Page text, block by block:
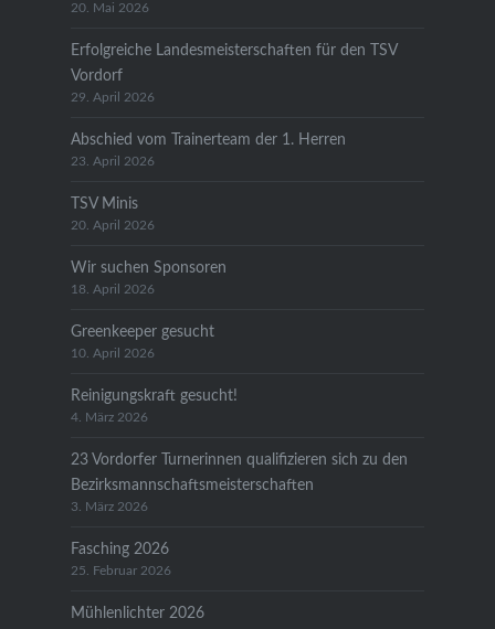
20. Mai 2026
Erfolgreiche Landesmeisterschaften für den TSV
Vordorf
29. April 2026
Abschied vom Trainerteam der 1. Herren
23. April 2026
TSV Minis
20. April 2026
Wir suchen Sponsoren
18. April 2026
Greenkeeper gesucht
10. April 2026
Reinigungskraft gesucht!
4. März 2026
23 Vordorfer Turnerinnen qualifizieren sich zu den
Bezirksmannschaftsmeisterschaften
3. März 2026
Fasching 2026
25. Februar 2026
Mühlenlichter 2026